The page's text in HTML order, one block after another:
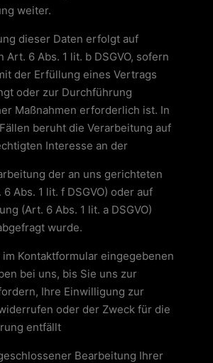
weiter.
dieser Daten erfolgt auf
Art. 6 Abs. 1 lit. b DSGVO, sofern
der Erfüllung eines Vertrags
oder zur Durchführung
Maßnahmen erforderlich ist. In
beruht die Verarbeitung auf
Interesse an der
der an uns gerichteten
Abs. 1 lit. f DSGVO) oder auf
(Art. 6 Abs. 1 lit. a DSGVO)
wurde.
im Kontaktformular eingegebenen
bei uns, bis Sie uns zur
Ihre Einwilligung zur
oder der Zweck für die
entfällt
Bearbeitung Ihrer